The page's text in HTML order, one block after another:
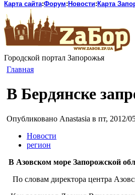
Карта сайта:Форум: Новости: Карта
Городской портал Запорожья
Главная
В Бердянске
Опубликовано Anastasia в пт, 2012/
Новости
регион
В Азовском море Запорожской
По словам директора центра